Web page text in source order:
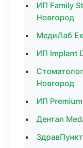
ИП Family
Новгород
МедиЛаб
ИП Implant
Новгород
ИП
Дентал